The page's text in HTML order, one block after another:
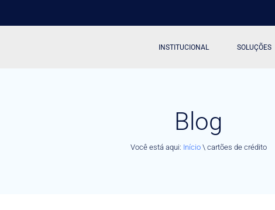
INSTITUCIONAL SOLUÇÕES
Blog
Você está aqui: Início\ cartões de crédito